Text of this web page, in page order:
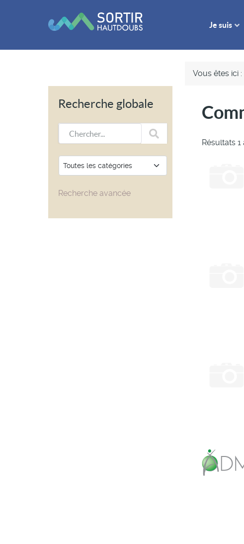
Je suis
Recherche globale
Chercher...
Recherche avancée
Vous êtes ici :
Résultats 1